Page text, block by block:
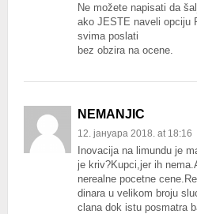
Ne možete napisati da
ako JESTE naveli opciju
svima poslati
bez obzira na ocene.
NEMANJIC
12. јануара 2018. at 18:16
Inovacija na limundu je
je kriv?Kupci,jer ih
nerealne pocetne
dinara u velikom broju
clana dok istu posmatra